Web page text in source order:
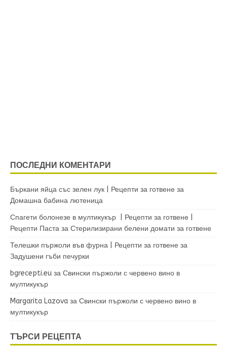
ПОСЛЕДНИ КОМЕНТАРИ
Бъркани яйца със зелен лук | Рецепти за готвене за
Домашна бабина лютеница
Спагети болонезе в мултикукър | Рецепти за готвене |
Рецепти Паста за Стерилизирани белени домати за готвене
Телешки пържоли във фурна | Рецепти за готвене за
Задушени гъби печурки
bgrecepti.eu за Свински пържоли с червено вино в
мултикукър
Margarita Lazova за Свински пържоли с червено вино в
мултикукър
ТЪРСИ РЕЦЕПТА